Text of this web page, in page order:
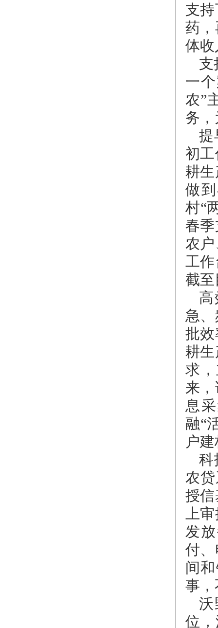
支
药
体收
支
一
农”
务，
提
初
耕
做
村“
春
农
工
截
高
急
批
耕
求
来
息
融“
户
科
农
授
上
发
付
间
事，
沃
位